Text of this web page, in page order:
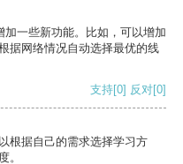
一些新功能。比如，可以增加
据网络情况自动选择最优的线
支持[0] 反对[0]
根据自己的需求选择学习方
。